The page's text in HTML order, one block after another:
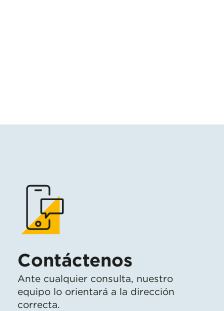
Contáctenos
Ante cualquier consulta, nuestro
equipo lo orientará a la dirección
correcta.